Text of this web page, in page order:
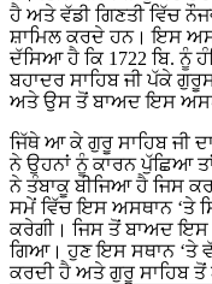
ਹੈ ਅਤੇ ਵੱਡੀ ਗਿਣਤੀ ਵਿੱਚ
ਸ਼ਾਮਿਲ ਕਰਦੇ ਹਨ। ਇਸ
ਦੱਸਿਆ ਹੈ ਕਿ 1722 ਬਿ.
ਬਹਾਦਰ ਸਾਹਿਬ ਜੀ ਪੱਕੇ
ਅਤੇ ਉਸ ਤੋਂ ਬਾਅਦ ਇਸ
ਜਿੱਥੇ ਆ ਕੇ ਗੁਰੂ ਸਾਹਿਬ ਜੀ
ਨੇ ਉਹਨਾਂ ਨੂੰ ਕਾਰਨ ਪੁੱਛਿਆ
ਨੇ ਤੰਬਾਕੂ ਬੀਜਿਆ ਹੈ ਜਿਸ
ਸਮੇਂ ਵਿੱਚ ਇਸ ਅਸਥਾਨ ‘ਤੇ
ਕਰੇਗੀ। ਜਿਸ ਤੋਂ ਬਾਅਦ
ਗਿਆ। ਹੁਣ ਇਸ ਸਥਾਨ ‘ਤੇ
ਕਰਦੀ ਹੈ ਅਤੇ ਗੁਰੂ ਸਾਹਿਬ ਤੋਂ